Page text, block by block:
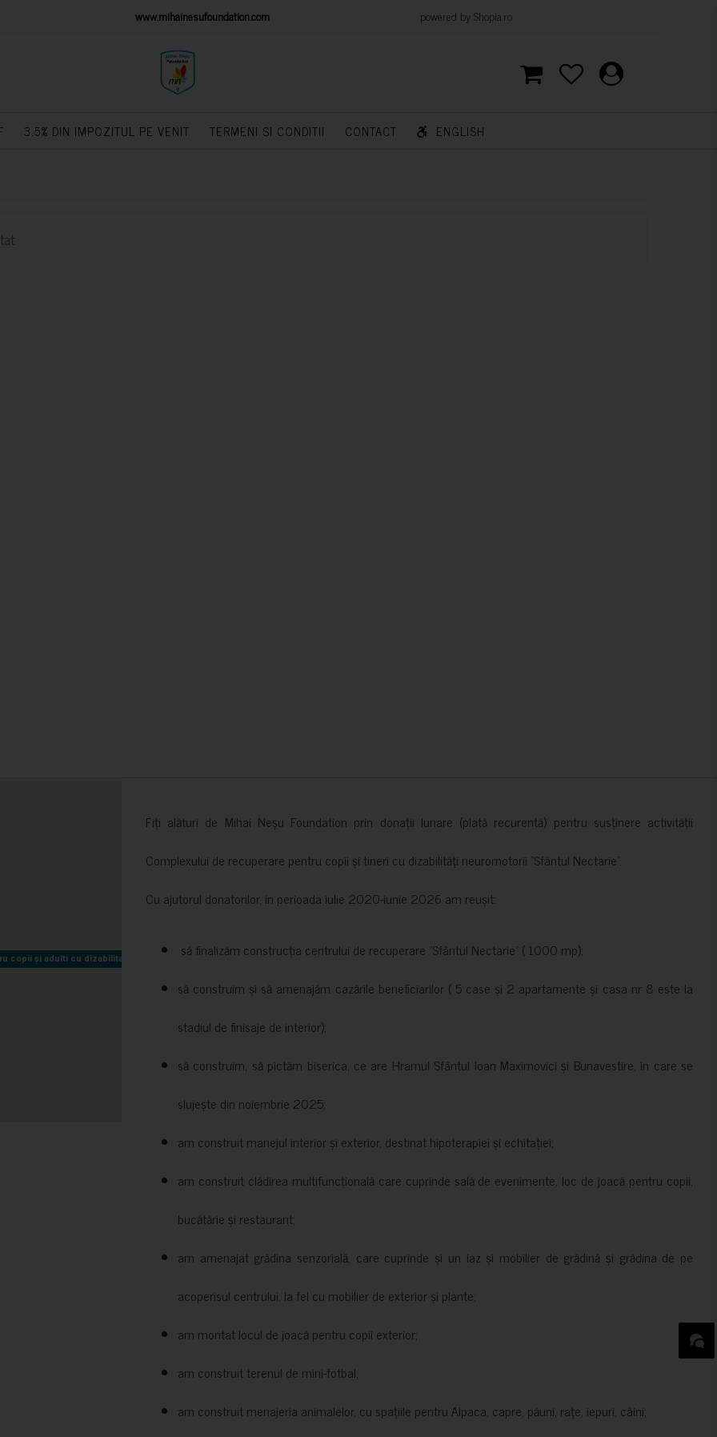
PLATFORM www.mihainesufoundation.com powered by Shopia.ro
3.5% DIN IMPOZITUL PE VENIT TERMENI SI CONDITII CONTACT ENGLISH
copii și adulti cu dizabilitati neuromotorii Sfântul Nectarie
copii și adulti cu dizabilitati neuromotorii Sfântul Nectarie
Fiți alături de Mihai Neșu Foundation prin donații lunare (plată recurentă) pentru susținere activității
Complexului de recuperare pentru copii și tineri cu dizabilități neuromotorii ”Sfântul Nectarie”.
Cu ajutorul donatorilor, în perioada iulie 2020-iunie 2026 am reușit:
să finalizăm construcția centrului de recuperare ”Sfântul Nectarie” ( 1000 mp);
să construim și să amenajăm cazările beneficiarilor ( 5 case și 2 apartamente și casa nr 8 este la
stadiul de finisaje de interior);
să construim, să pictăm biserica, ce are Hramul Sfântul Ioan Maximovici și Bunavestire, în care se
slujește din noiembrie 2025;
am construit manejul interior și exterior, destinat hipoterapiei și echitației;
am construit clădirea multifuncțională care cuprinde sală de evenimente, loc de joacă pentru copii,
bucătărie și restaurant;
am amenajat grădina senzorială, care cuprinde și un iaz și mobilier de grădină și grădina de pe
acoperisul centrului, la fel cu mobilier de exterior și plante;
am montat locul de joacă pentru copii exterior;
am construit terenul de mini-fotbal;
am construit menajeria animalelor, cu spațiile pentru Alpaca, capre, păuni, rațe, iepuri, câini;